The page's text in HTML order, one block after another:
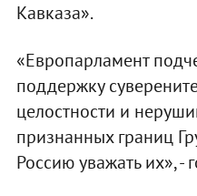
Кавказа».
«Европарламент
поддержку
целостности и
признанных границ
Россию уважать их», -